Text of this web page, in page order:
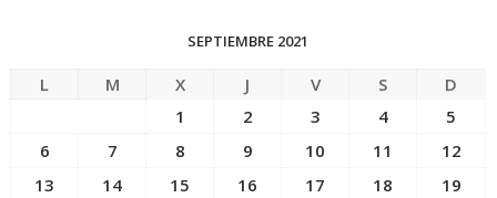
SEPTIEMBRE 2021
L M X J V S
D
1
2 3 4
5
6
7 8 9 10 11
12
13
14 15 16 17 18
19